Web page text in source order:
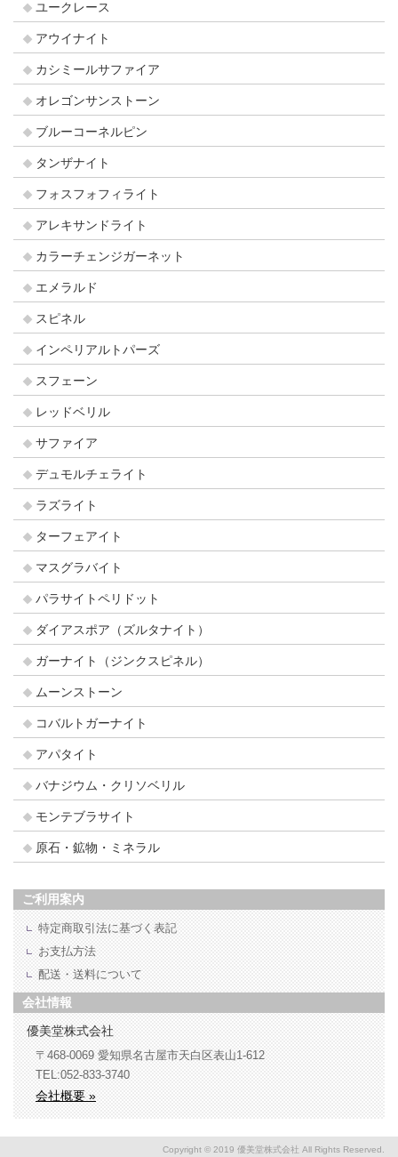
ユークレース
アウイナイト
カシミールサファイア
オレゴンサンストーン
ブルーコーネルピン
タンザナイト
フォスフォフィライト
アレキサンドライト
カラーチェンジガーネット
エメラルド
スピネル
インペリアルトパーズ
スフェーン
レッドベリル
サファイア
デュモルチェライト
ラズライト
ターフェアイト
マスグラバイト
パラサイトペリドット
ダイアスポア（ズルタナイト）
ガーナイト（ジンクスピネル）
ムーンストーン
コバルトガーナイト
アパタイト
バナジウム・クリソベリル
モンテブラサイト
原石・鉱物・ミネラル
ご利用案内
特定商取引法に基づく表記
お支払方法
配送・送料について
会社情報
優美堂株式会社
〒468-0069 愛知県名古屋市天白区表山1-612
TEL:052-833-3740
会社概要 »
Copyright © 2019 優美堂株式会社 All Rights Reserved.